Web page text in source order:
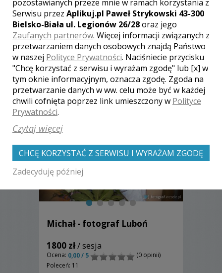
Zobacz także galerie
innych fotografów
Michał - fotograf Luboń
1800 zł/ sesja
Ocena: 0,00 / 5
(0 opinii)
Poleceń: 11
pozostawianych przeze mnie w ramach korzystania z
Serwisu przez Aplikuj.pl Paweł Strykowski 43-300
Bielsko-Biała ul. Legionów 26/28oraz jego
Zaufanych partnerów. Więcej informacji związanych z
przetwarzaniem danych osobowych znajdą Państwo
w naszej Polityce Prywatności. Naciśniecie przycisku
"Chcę korzystać z serwisu i wyrażam zgodę" lub [x] w
tym oknie informacyjnym, oznacza zgodę. Zgoda na
przetwarzanie danych w ww. celu może być w każdej
chwili cofnięta poprzez link umieszczony w Polityce
Prywatności.
Czytaj więcej
CHCĘ KORZYSTAĆ Z SERWISU I WYRAŻAM ZGODĘ
Zadecyduję później